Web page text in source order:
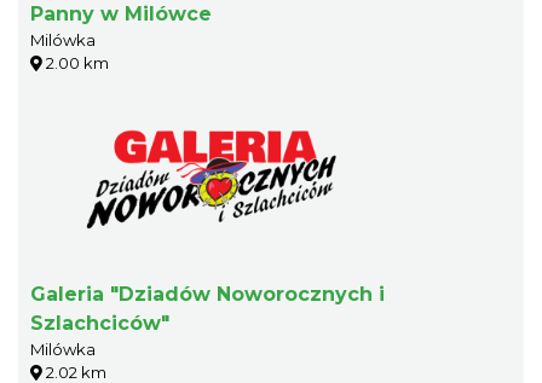
Panny w Milówce
Milówka
2.00 km
Galeria "Dziadów Noworocznych i
Szlachciców"
Milówka
2.02 km